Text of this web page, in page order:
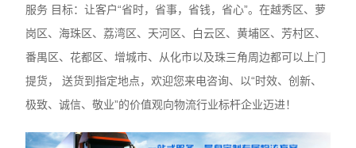
服务 目标：让客户“省时，省事，省钱，省心”。在越秀区、萝
岗区、海珠区、荔湾区、天河区、白云区、黄埔区、芳村区、
番禺区、花都区、增城市、从化市以及珠三角周边都可以上门
提货， 送货到指定地点，欢迎您来电咨询、以“时效、创新、
极致、诚信、敬业”的价值观向物流行业标杆企业迈进！